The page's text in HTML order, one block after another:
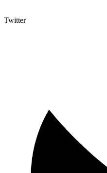
Twitter